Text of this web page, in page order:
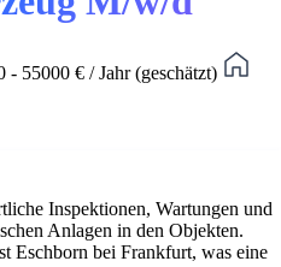
- 55000 € / Jahr (geschätzt)
Inspektionen, Wartungen und
Anlagen in den Objekten.
Eschborn bei Frankfurt, was eine